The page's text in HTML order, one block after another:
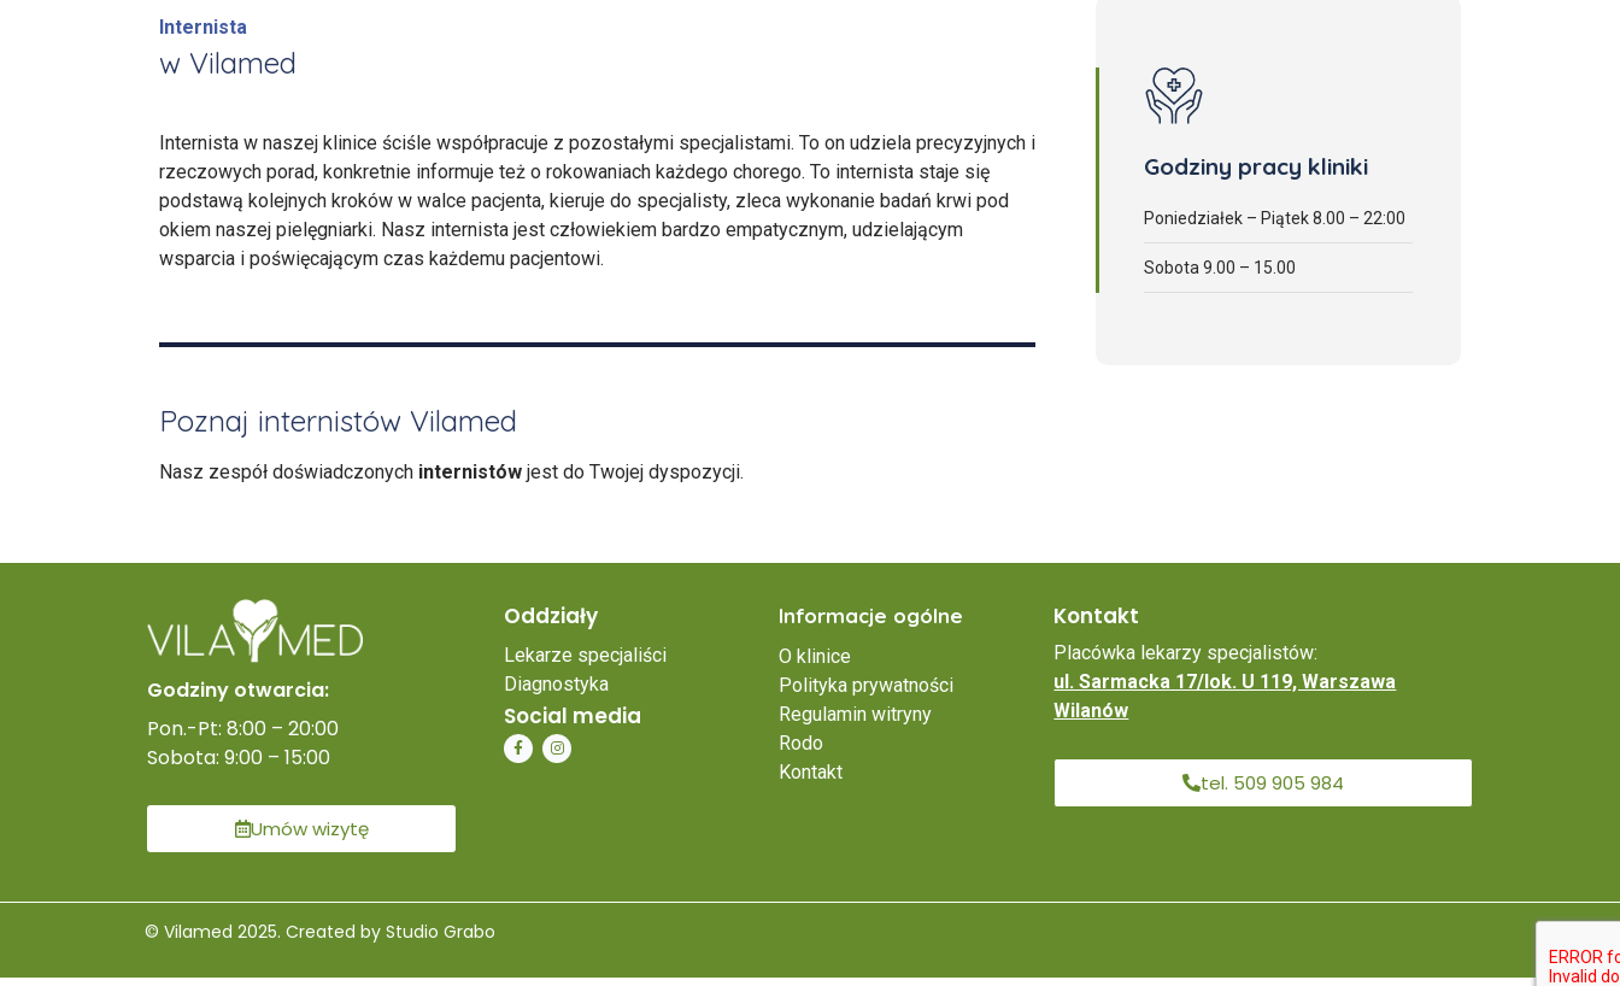
Internista
w Vilamed
Internista w naszej klinice ściśle współpracuje z pozostałymi specjalistami. To on udziela precyzyjnych i
rzeczowych porad, konkretnie informuje też o rokowaniach każdego chorego. To internista staje się
podstawą kolejnych kroków w walce pacjenta, kieruje do specjalisty, zleca wykonanie badań krwi pod
okiem naszej pielęgniarki. Nasz internista jest człowiekiem bardzo empatycznym, udzielającym
wsparcia i poświęcającym czas każdemu pacjentowi.
Poznaj internistów Vilamed
Nasz zespół doświadczonych internistów jest do Twojej dyspozycji.
Godziny pracy kliniki
Poniedziałek – Piątek 8.00 – 22:00
Sobota 9.00 – 15.00
Godziny otwarcia:
Pon.-Pt: 8:00 – 20:00
Sobota: 9:00 – 15:00
Umów wizytę
Oddziały
Lekarze specjaliści
Diagnostyka
Social media
Informacje ogólne
O klinice
Polityka prywatności
Regulamin witryny
Rodo
Kontakt
Kontakt
Placówka lekarzy specjalistów:
ul. Sarmacka 17/lok. U 119, Warszawa
Wilanów
tel. 509 905 984
© Vilamed 2025. Created by Studio Grabo